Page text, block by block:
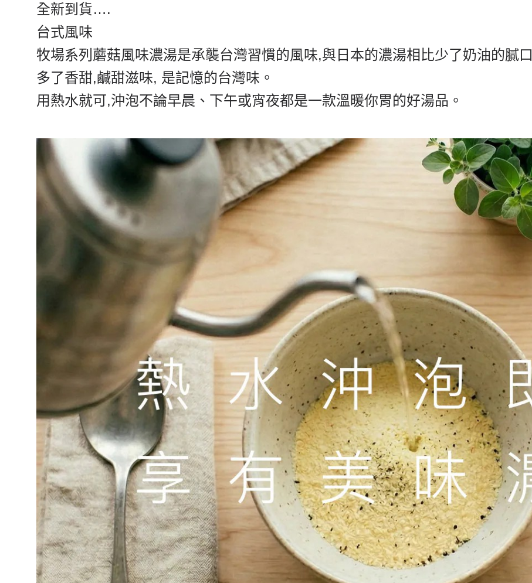
全新到貨….
台式風味
牧場系列蘑菇風味濃湯是承襲台灣習慣的風味,與日本的濃湯相比少了奶油的膩口
多了香甜,鹹甜滋味, 是記憶的台灣味。
用熱水就可,沖泡不論早晨、下午或宵夜都是一款溫暖你胃的好湯品。